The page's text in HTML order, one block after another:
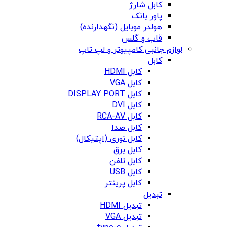
کابل شارژ
پاور بانک
هولدر موبایل (نگهدارنده)
قاب و گلس
لوازم جانبی کامپیوتر و لپ تاپ
کابل
کابل HDMI
کابل VGA
کابل DISPLAY PORT
کابل DVI
کابل RCA-AV
کابل صدا
کابل نوری (اپتیکال)
کابل برق
کابل تلفن
کابل USB
کابل پرینتر
تبدیل
تبدیل HDMI
تبدیل VGA